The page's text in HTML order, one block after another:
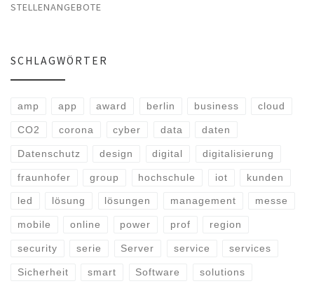
STELLENANGEBOTE
SCHLAGWÖRTER
amp app award berlin business cloud
CO2 corona cyber data daten
Datenschutz design digital digitalisierung
fraunhofer group hochschule iot kunden
led lösung lösungen management messe
mobile online power prof region
security serie Server service services
Sicherheit smart Software solutions